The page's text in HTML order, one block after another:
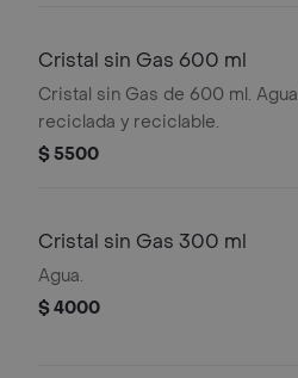
Cristal sin Gas 600 ml
Cristal sin Gas de 600 ml.
reciclada y reciclable.
$ 5500
Cristal sin Gas 300 ml
Agua.
$ 4000